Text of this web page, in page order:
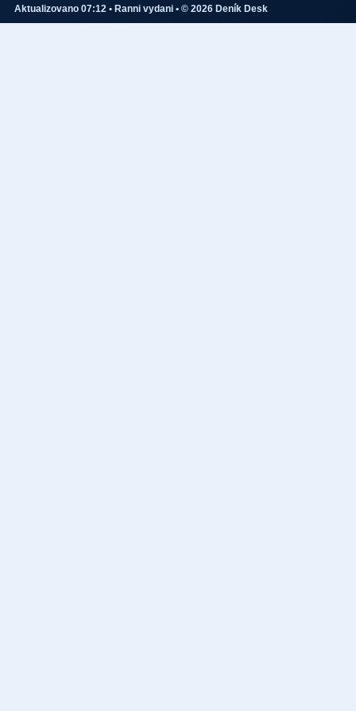
Aktualizovano 07:12 • Ranni vydani • © 2026 Deník Desk